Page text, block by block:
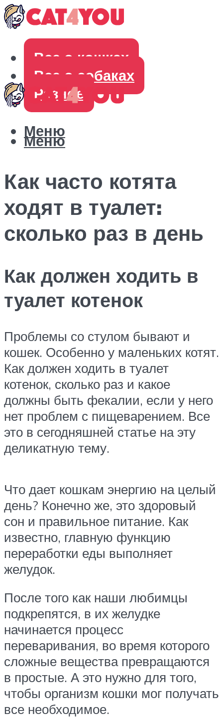
Все о кошках
Все о собаках
Разное
Меню
Меню
Как часто котята
ходят в туалет:
сколько раз в день
Как должен ходить в
туалет котенок
Проблемы со стулом бывают и
кошек. Особенно у маленьких котят.
Как должен ходить в туалет
котенок, сколько раз и какое
должны быть фекалии, если у него
нет проблем с пищеварением. Все
это в сегодняшней статье на эту
деликатную тему.
Что дает кошкам энергию на целый
день? Конечно же, это здоровый
сон и правильное питание. Как
известно, главную функцию
переработки еды выполняет
желудок.
После того как наши любимцы
подкрепятся, в их желудке
начинается процесс
переваривания, во время которого
сложные вещества превращаются
в простые. А это нужно для того,
чтобы организм кошки мог получать
все необходимое.